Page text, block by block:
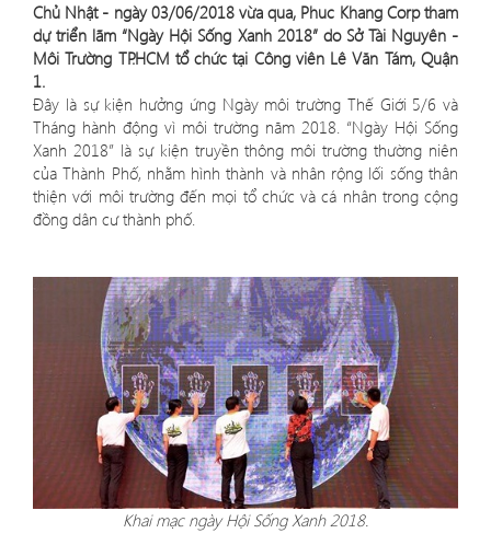
Chủ Nhật - ngày 03/06/2018 vừa qua, Phuc Khang Corp tham
dự triển lãm “Ngày Hội Sống Xanh 2018” do Sở Tài Nguyên -
Môi Trường TP.HCM tổ chức tại Công viên Lê Văn Tám, Quận
1.
Đây là sự kiện hưởng ứng Ngày môi trường Thế Giới 5/6 và
Tháng hành động vì môi trường năm 2018. “Ngày Hội Sống
Xanh 2018” là sự kiện truyền thông môi trường thường niên
của Thành Phố, nhằm hình thành và nhân rộng lối sống thân
thiện với môi trường đến mọi tổ chức và cá nhân trong cộng
đồng dân cư thành phố.
Khai mạc ngày Hội Sống Xanh 2018.